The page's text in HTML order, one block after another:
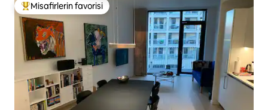
Misafirlerin favorilerinden en beğenilenler arasında
Misafirlerin favorisi